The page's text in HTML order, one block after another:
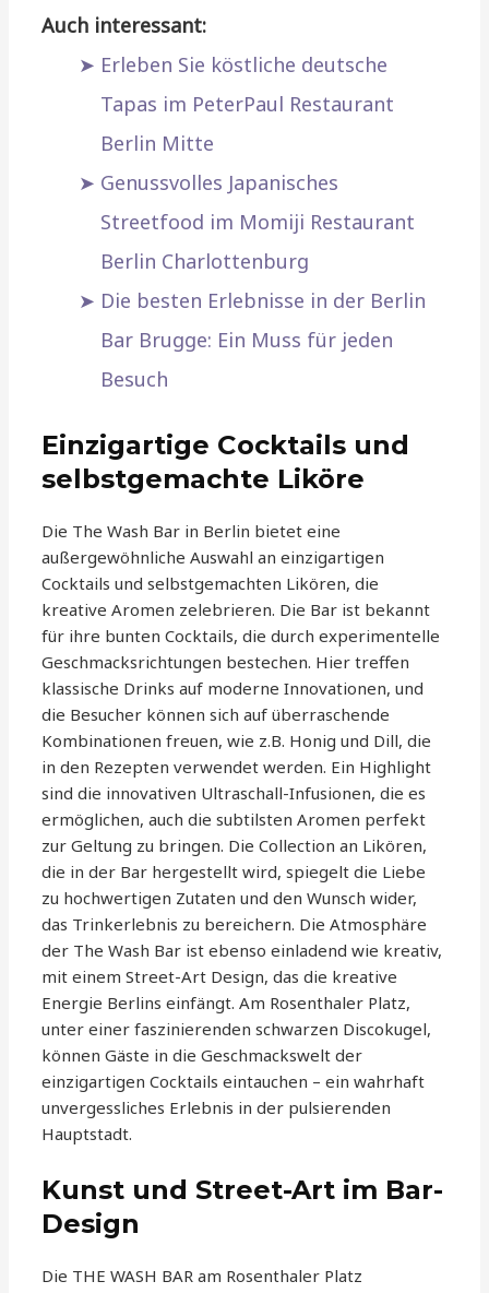
Auch interessant:
Erleben Sie köstliche deutsche
Tapas im PeterPaul Restaurant
Berlin Mitte
Genussvolles Japanisches
Streetfood im Momiji Restaurant
Berlin Charlottenburg
Die besten Erlebnisse in der Berlin
Bar Brugge: Ein Muss für jeden
Besuch
Einzigartige Cocktails und
selbstgemachte Liköre
Die The Wash Bar in Berlin bietet eine
außergewöhnliche Auswahl an einzigartigen
Cocktails und selbstgemachten Likören, die
kreative Aromen zelebrieren. Die Bar ist bekannt
für ihre bunten Cocktails, die durch experimentelle
Geschmacksrichtungen bestechen. Hier treffen
klassische Drinks auf moderne Innovationen, und
die Besucher können sich auf überraschende
Kombinationen freuen, wie z.B. Honig und Dill, die
in den Rezepten verwendet werden. Ein Highlight
sind die innovativen Ultraschall-Infusionen, die es
ermöglichen, auch die subtilsten Aromen perfekt
zur Geltung zu bringen. Die Collection an Likören,
die in der Bar hergestellt wird, spiegelt die Liebe
zu hochwertigen Zutaten und den Wunsch wider,
das Trinkerlebnis zu bereichern. Die Atmosphäre
der The Wash Bar ist ebenso einladend wie kreativ,
mit einem Street-Art Design, das die kreative
Energie Berlins einfängt. Am Rosenthaler Platz,
unter einer faszinierenden schwarzen Discokugel,
können Gäste in die Geschmackswelt der
einzigartigen Cocktails eintauchen – ein wahrhaft
unvergessliches Erlebnis in der pulsierenden
Hauptstadt.
Kunst und Street-Art im Bar-
Design
Die THE WASH BAR am Rosenthaler Platz